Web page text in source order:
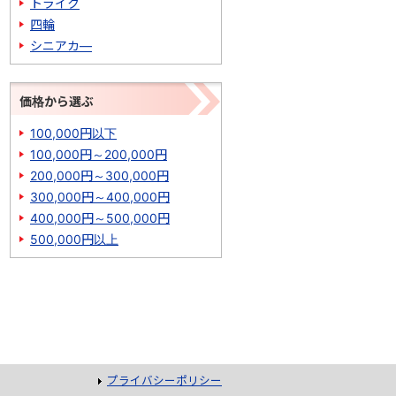
四輪
シニアカ―
価格から選ぶ
100,000円以下
100,000円～200,000円
200,000円～300,000円
300,000円～400,000円
400,000円～500,000円
500,000円以上
プライバシーポリシー